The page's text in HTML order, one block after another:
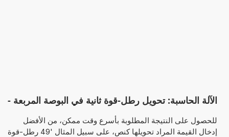
الآلة الحاسبة: تحويل رطل-قوة ثانية في البوصة المربعة -
للحصول على النتيجة المطلوبة بأسرع وقت ممكن، من الأفضل
إدخال القيمة المراد تحويلها كنص، على سبيل المثال '49 رطل-قوة